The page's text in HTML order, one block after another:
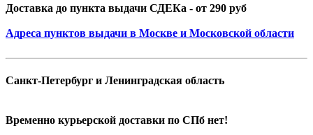
Доставка до пункта выдачи СДЕКа - от 290 руб
Адреса пунктов выдачи в Москве и Московской области
Санкт-Петербург и Ленинградская область
Временно курьерской доставки по СПб нет!